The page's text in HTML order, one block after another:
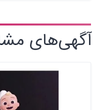
آگهی‌های